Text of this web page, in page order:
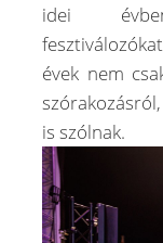
idei
évek nem
is szólnak.